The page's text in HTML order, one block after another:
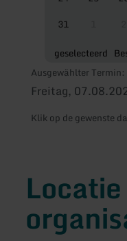
31
geselecteerd
Ausgewählter Termin:
Freitag,
Klik op de gewenste